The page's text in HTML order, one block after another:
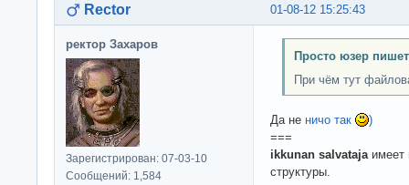
01-08-12 15:25:43
Rector
ректор Захаров
Зарегистрирован: 07-03-10
Сообщений: 1,584
Просто юзер
При чём тут
Да не ничо так
)
===
ikkunan salvatajaимеет
структуры.